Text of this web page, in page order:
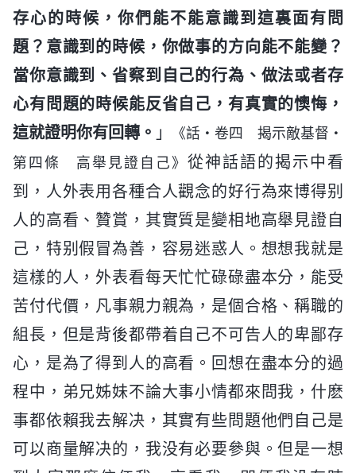
存心的時候，你們能不能意識到這裏面有問
題？意識到的時候，你做事的方向能不能變？
當你意識到、省察到自己的行為、做法或者存
心有問題的時候能反省自己，有真實的懊悔，
這就證明你有回轉。 」
《話・卷四 揭示敵基督・
第四條 高舉見證自己》 從神話語的揭示中看
到，人外表用各種合人觀念的好行為來博得别
人的高看、贊賞，其實質是變相地高舉見證自
己，特别假冒為善，容易迷惑人。想想我就是
這樣的人，外表看每天忙忙碌碌盡本分，能受
苦付代價，凡事親力親為，是個合格、稱職的
組長，但是背後都帶着自己不可告人的卑鄙存
心，是為了得到人的高看。回想在盡本分的過
程中，弟兄姊妹不論大事小情都來問我，什麽
事都依賴我去解决，其實有些問題他們自己是
可以商量解决的，我没有必要參與。但是一想